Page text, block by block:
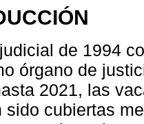
de 1994
órgano de
2021, las
sido cubiertas